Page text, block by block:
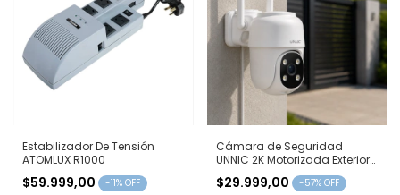
Estabilizador De Tensión
ATOMLUX R1000
$59.999,00 -11% OFF
Cámara de Seguridad
UNNIC 2K Motorizada Exterior
$29.999,00 -57% OFF